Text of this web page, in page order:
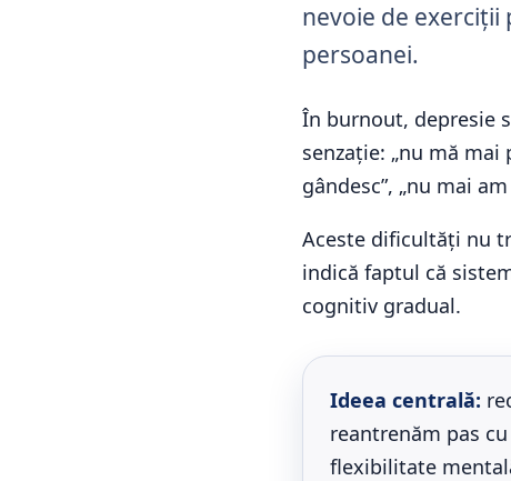
nevoie de
persoanei.
În burnout, depresie
senzație: „nu mă mai
gândesc”, „nu mai
Aceste dificultăți nu
indică faptul că
cognitiv gradual.
Ideea centrală:
reantrenăm pas
flexibilitate